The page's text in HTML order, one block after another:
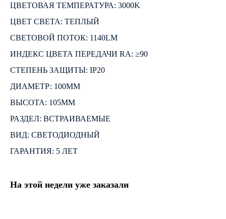
ЦВЕТОВАЯ ТЕМПЕРАТУРА: 3000K
ЦВЕТ СВЕТА: ТЕПЛЫЙ
СВЕТОВОЙ ПОТОК: 1140LM
ИНДЕКС ЦВЕТА ПЕРЕДАЧИ RA: ≥90
СТЕПЕНЬ ЗАЩИТЫ: IP20
ДИАМЕТР: 100ММ
ВЫСОТА: 105ММ
РАЗДЕЛ: ВСТРАИВАЕМЫЕ
ВИД: СВЕТОДИОДНЫЙ
ГАРАНТИЯ: 5 ЛЕТ
На этой недели уже заказали